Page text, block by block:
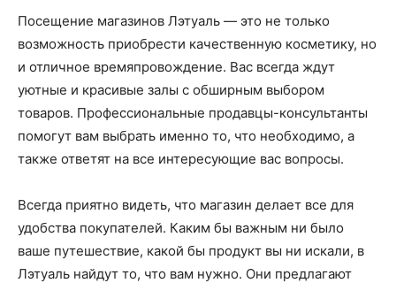
Посещение магазинов Лэтуаль — это не только
возможность приобрести качественную косметику, но
и отличное времяпровождение. Вас всегда ждут
уютные и красивые залы с обширным выбором
товаров. Профессиональные продавцы-консультанты
помогут вам выбрать именно то, что необходимо, а
также ответят на все интересующие вас вопросы.
Всегда приятно видеть, что магазин делает все для
удобства покупателей. Каким бы важным ни было
ваше путешествие, какой бы продукт вы ни искали, в
Лэтуаль найдут то, что вам нужно. Они предлагают